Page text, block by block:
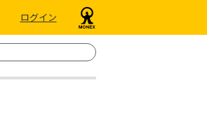
ログイン